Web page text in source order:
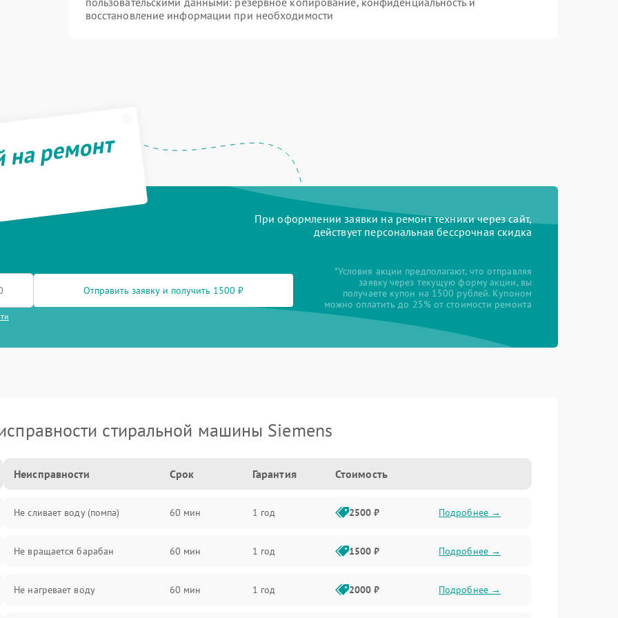
восстановление информации при необходимости
ремонт
При оформлении заявки на ремонт техники через сайт,
действует персональная бессрочная скидка
Отправить заявку и получить 1500 ₽
*Условия акции предполагают, что отправляя
заявку через текущую форму акции, вы
получаете купон на 1500 рублей. Купоном
можно оплатить до 25% от стоимости ремонта
стиральной машины Siemens
Неисправности Срок Гарантия Стоимость
Не сливает воду (помпа) 60 мин 1 год 2500 ₽ Подробнее →
Не вращается барабан 60 мин 1 год 1500 ₽ Подробнее →
Не нагревает воду 60 мин 1 год 2000 ₽ Подробнее →